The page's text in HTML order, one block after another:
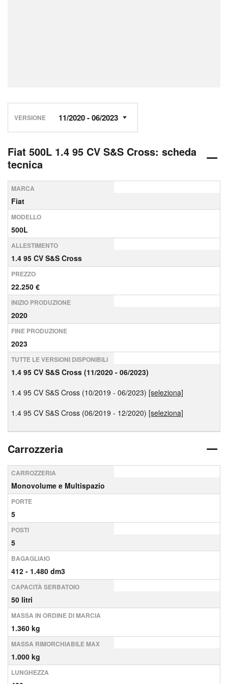
VERSIONE
Fiat 500L 1.4 95 CV S&S Cross: scheda
tecnica
MARCA
Fiat
MODELLO
500L
ALLESTIMENTO
1.4 95 CV S&S Cross
PREZZO
22.250 €
INIZIO PRODUZIONE
2020
FINE PRODUZIONE
2023
TUTTE LE VERSIONI DISPONIBILI
1.4 95 CV S&S Cross (11/2020 - 06/2023)
1.4 95 CV S&S Cross (10/2019 - 06/2023) [seleziona]
1.4 95 CV S&S Cross (06/2019 - 12/2020) [seleziona]
Carrozzeria
CARROZZERIA
Monovolume e Multispazio
PORTE
5
POSTI
5
BAGAGLIAIO
412 - 1.480 dm3
CAPACITÀ SERBATOIO
50 litri
MASSA IN ORDINE DI MARCIA
1.360 kg
MASSA RIMORCHIABILE MAX
1.000 kg
LUNGHEZZA